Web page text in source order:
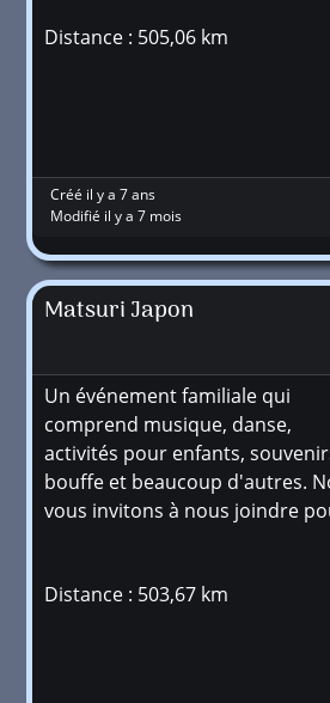
Distance : 505,06 km
Créé il y a 7 ans
Modifié il y a 7 mois
Matsuri Japon
Un événement familiale qui
comprend musique, danse,
activités pour enfants,
bouffe et beaucoup d'autres.
vous invitons à nous joindre
Distance : 503,67 km